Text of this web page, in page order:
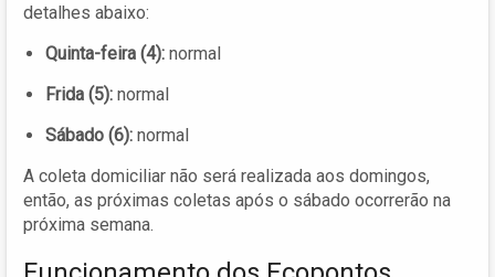
detalhes abaixo:
Quinta-feira (4): normal
Frida (5): normal
Sábado (6): normal
A coleta domiciliar não será realizada aos domingos,
então, as próximas coletas após o sábado ocorrerão na
próxima semana.